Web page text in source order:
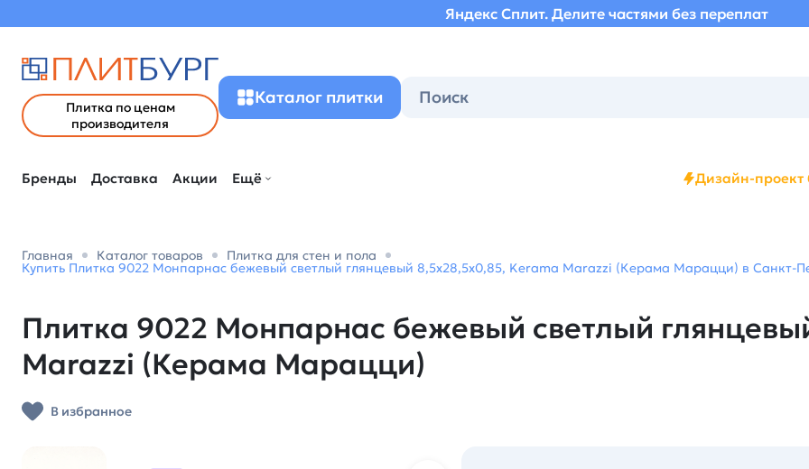
Яндекс Сплит. Делите частями без переплат
Плитка по ценам
производителя
Каталог плитки
Бренды Доставка Акции Ещё Дизайн-проект
Главная Каталог товаров Плитка для стен и пола
Купить Плитка 9022 Монпарнас бежевый светлый глянцевый 8,5x28,5x0,85, Kerama Marazzi (Керама Марацци) в Санкт-
Плитка 9022 Монпарнас бежевый светлый
Marazzi (Керама Марацци)
В избранное